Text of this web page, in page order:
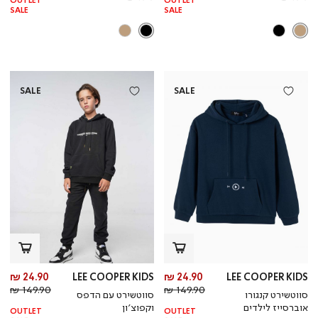
SALE
SALE
SALE
LEE COOPER KIDS
סווטשירט קנגורו
אוברסייז לילדים
מחיר
מוצר
24.90 ₪
מחיר
רגיל
149.90 ₪
OUTLET
SALE
LEE COOPER KIDS
סווטשירט עם הדפס
וקפוצ’ון
24.90 ₪
149.90 ₪
OUTLET